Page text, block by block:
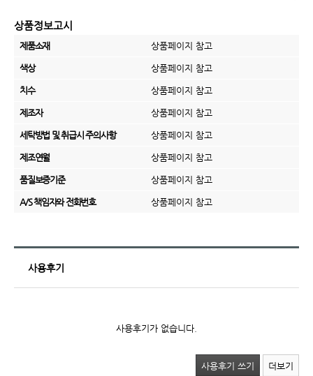
상품정보고시
제품소재 상품페이지 참고
색상 상품페이지 참고
치수 상품페이지 참고
제조자 상품페이지 참고
세탁방법 및 취급시 주의사항 상품페이지 참고
제조연월 상품페이지 참고
품질보증기준 상품페이지 참고
A/S 책임자와 전화번호 상품페이지 참고
사용후기
사용후기가 없습니다.
사용후기 쓰기 더보기